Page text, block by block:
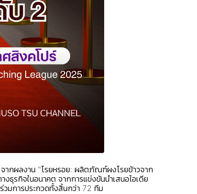
ากผลงาน "โรยหรอย: ผลิตภัณฑ์ผงโรยข้าวจาก
ธุรกิจในอนาคต จากการแข่งขันนำเสนอไอเดีย
มการประกวดทั้งสิ้นกว่า 72 ทีม